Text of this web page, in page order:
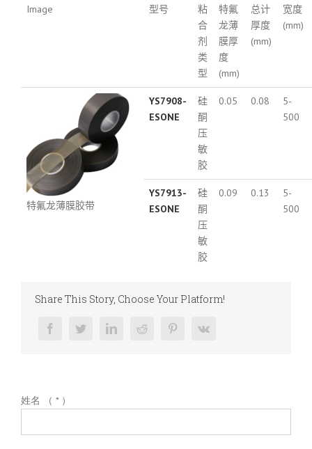
Image 型号
粘
合
剂
类
型
特氟
龙薄
膜厚
度
(mm)
总计
厚度
(mm)
宽度
(mm)
特氟龙薄膜胶带
YS7908-
ESONE
硅
酮
压
敏
胶
0.05 0.08
5-
500
YS7913-
ESONE
硅
酮
压
敏
胶
0.09 0.13
5-
500
Share This Story, Choose Your Platform!
姓名 （ * ）